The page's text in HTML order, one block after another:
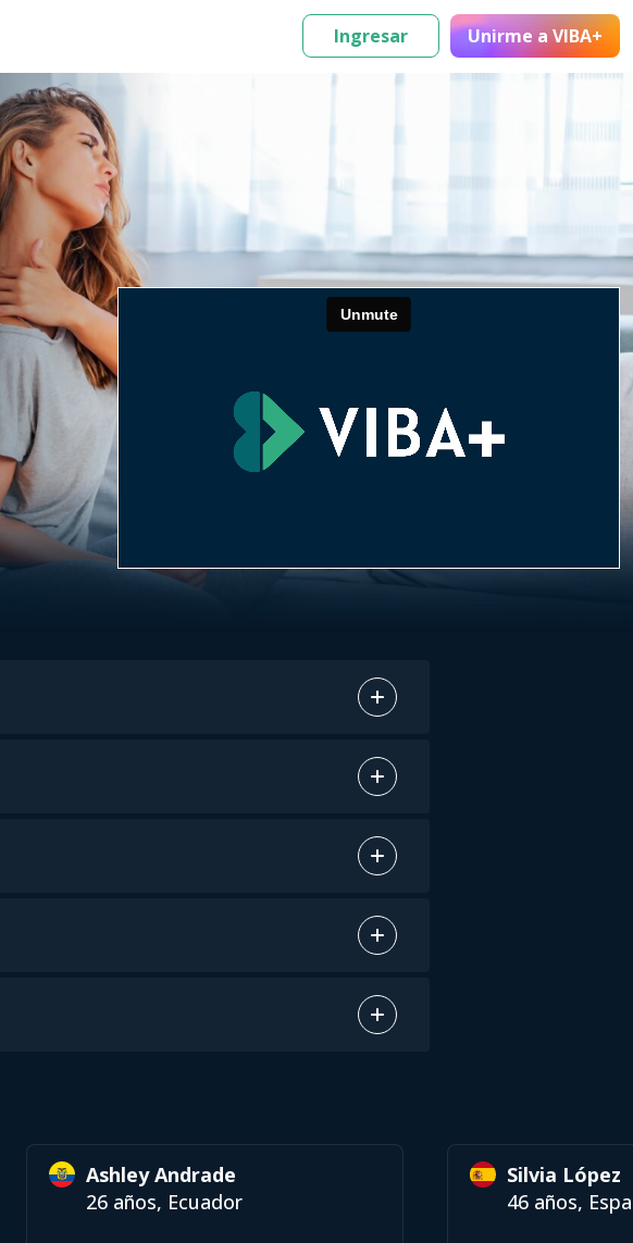
Ingresar Unirme a VIBA+
Ashley Andrade
26 años, Ecuador
Silvia López
46 años,